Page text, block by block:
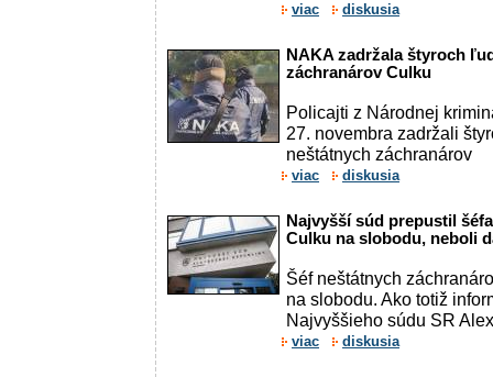
viac diskusia
NAKA zadržala štyroch
záchranárov Culku
Policajti z Národnej
27. novembra zadržali
neštátnych záchranárov
viac diskusia
Najvyšší súd prepustil
Culku na slobodu, neboli
Šéf neštátnych
na slobodu. Ako totiž
Najvyššieho súdu SR
viac diskusia